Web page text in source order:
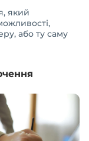
який
або ту саму